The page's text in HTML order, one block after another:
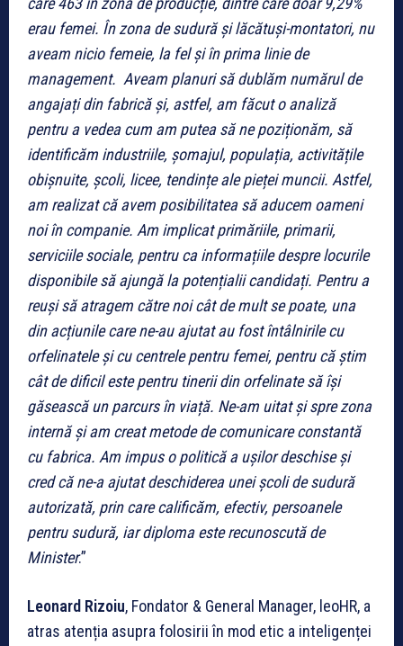
erau femei. În zona de sudură și lăcătuși-montatori, nu
aveam nicio femeie, la fel și în prima linie de
management. Aveam planuri să dublăm numărul de
angajați din fabrică și, astfel, am făcut o analiză
pentru a vedea cum am putea să ne poziționăm, să
identificăm industriile, șomajul, populația, activitățile
obișnuite, școli, licee, tendințe ale pieței muncii. Astfel,
am realizat că avem posibilitatea să aducem oameni
noi în companie. Am implicat primăriile, primarii,
serviciile sociale, pentru ca informațiile despre locurile
disponibile să ajungă la potențialii candidați. Pentru a
reuși să atragem către noi cât de mult se poate, una
din acțiunile care ne-au ajutat au fost întâlnirile cu
orfelinatele și cu centrele pentru femei, pentru că știm
cât de dificil este pentru tinerii din orfelinate să își
găsească un parcurs în viață. Ne-am uitat și spre zona
internă și am creat metode de comunicare constantă
cu fabrica. Am impus o politică a ușilor deschise și
cred că ne-a ajutat deschiderea unei școli de sudură
autorizată, prin care calificăm, efectiv, persoanele
pentru sudură, iar diploma este recunoscută de
Minister.”
Leonard Rizoiu, Fondator & General Manager, leoHR, a
atras atenția asupra folosirii în mod etic a inteligenței